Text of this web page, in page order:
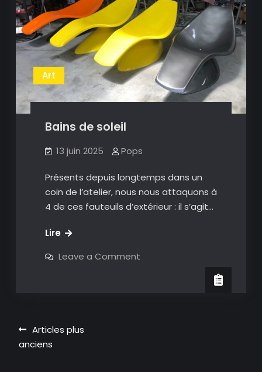
Art
Bains de soleil
13 juin 2025 Pops
Présents depuis longtemps dans un
coin de l’atelier, nous nous attaquons à
4 de ces fauteuils d’extérieur : il s’agit…
LireBains
soleil
Leave a Commenton
Navigation
des
Articles plus
anciens